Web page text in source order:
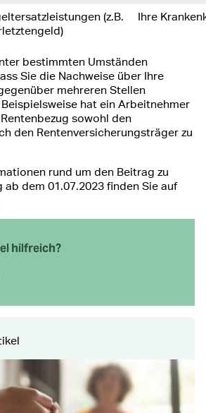
(z.B.
Ihre
bestimmten Umständen
Sie die Nachweise über Ihre
mehreren Stellen
hat ein Arbeitnehmer
sowohl den
den Rentenversicherungsträger zu
rund um den Beitrag zu
ab dem 01.07.2023 finden Sie auf
hilfreich?